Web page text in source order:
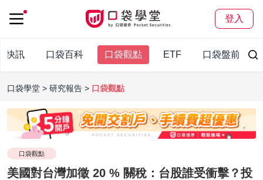
登入
快訊 口袋百科 口袋觀點 ETF 口袋盤前報
口袋學堂 研究報告 口袋觀點
口袋觀點
美國對台灣加徵 20 % 關稅：台股誰受衝擊？投